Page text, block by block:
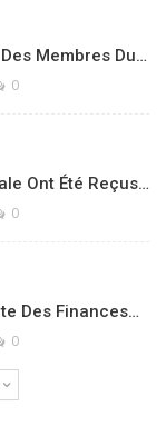
Membres Du…
0
Ont Été Reçus…
0
Des Finances…
0